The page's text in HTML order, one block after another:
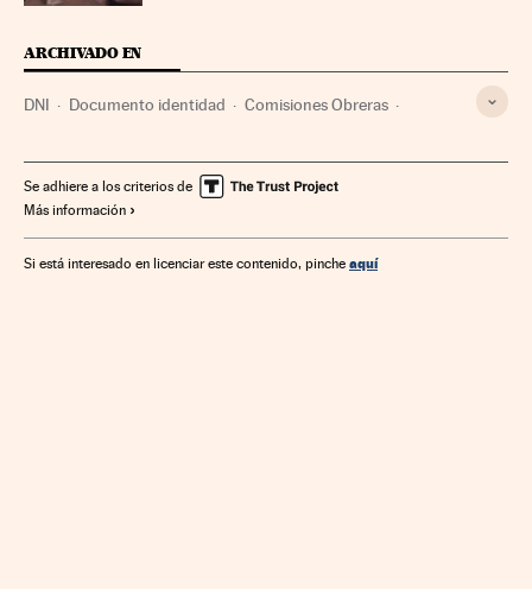
ARCHIVADO EN
DNI Documento identidad Comisiones Obreras
Sindicalismo Defensa Relaciones laborales
Se adhiere a los criterios de
Más información
Si está interesado en licenciar este contenido, pinche aquí